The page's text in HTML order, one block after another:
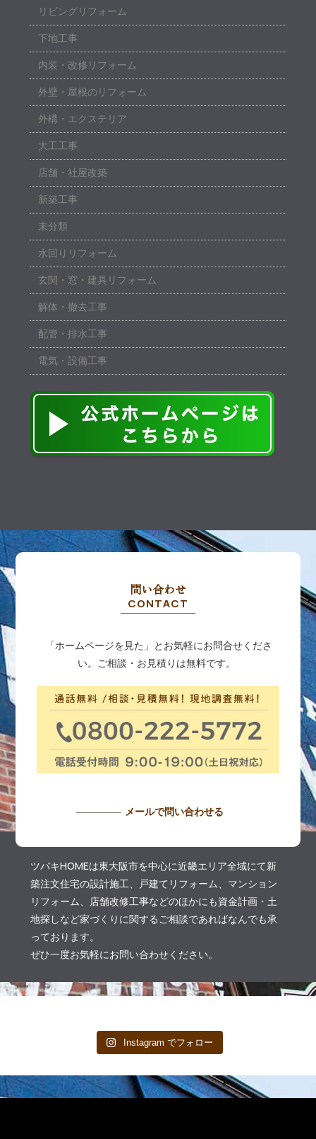
リビングリフォーム
下地工事
内装・改修リフォーム
外壁・屋根のリフォーム
外構・エクステリア
大工工事
店舗・社屋改築
新築工事
未分類
水回りリフォーム
玄関・窓・建具リフォーム
解体・撤去工事
配管・排水工事
電気・設備工事
問い合わせ
CONTACT
「ホームページを見た」とお気軽にお問合せくださ
い。ご相談・お見積りは無料です。
メールで問い合わせる
ツバキHOMEは東大阪市を中心に近畿エリア全域にて新
築注文住宅の設計施工、戸建てリフォーム、マンション
リフォーム、店舗改修工事などのほかにも資金計画・土
地探しなど家づくりに関するご相談であればなんでも承
っております。
ぜひ一度お気軽にお問い合わせください。
Instagram でフォロー